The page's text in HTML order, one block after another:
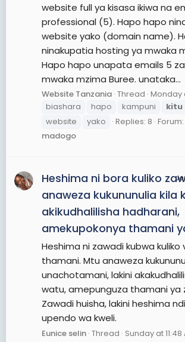
website full ya kisasa ikiwa na
professional (5). Hapo hapo
website yako (domain name).
ninakupatia hosting ya mwaka
Hapo hapo unapata emails 5
mwaka mzima Buree. unataka...
Website Tanzania Thread Monday
biashara
hapo kampuni kitu
website
yako Replies: 8 Forum:
madogo
Heshima ni bora kuliko
anaweza kukununulia kila
akikudhalilisha hadharani,
amekupokonya thamani
Heshima ni zawadi kubwa
thamani. Mtu anaweza
unachotamani, lakini
watu, amepunguza thamani ya
Zawadi huisha, lakini heshima
upendo wa kweli.
Eunice selin Thread Sunday at 11:48